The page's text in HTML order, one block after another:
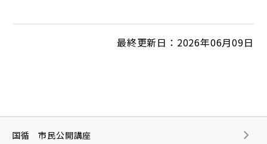
最終更新日：2026年06月09日
国循 市民公開講座